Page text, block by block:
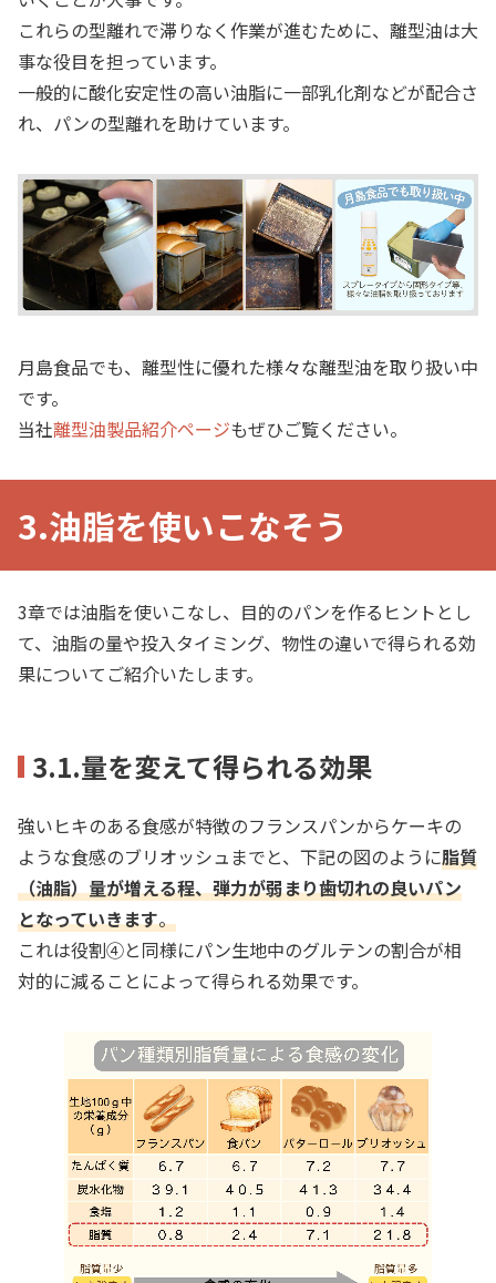
これらの型離れで滞りなく作業が進むために、離型油は大
事な役目を担っています。
一般的に酸化安定性の高い油脂に一部乳化剤などが配合さ
れ、パンの型離れを助けています。
月島食品でも、離型性に優れた様々な離型油を取り扱い中
です。
当社離型油製品紹介ページもぜひご覧ください。
3.油脂を使いこなそう
3章では油脂を使いこなし、目的のパンを作るヒントとし
て、油脂の量や投入タイミング、物性の違いで得られる効
果についてご紹介いたします。
3.1.量を変えて得られる効果
強いヒキのある食感が特徴のフランスパンからケーキの
ような食感のブリオッシュまでと、下記の図のように脂質
（油脂）量が増える程、弾力が弱まり歯切れの良いパン
となっていきます。
これは役割④と同様にパン生地中のグルテンの割合が相
対的に減ることによって得られる効果です。